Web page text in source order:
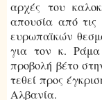
αρχές του
απουσία από τις
ευρωπαϊκών
για τον κ. Ράμα
προβολή βέτο
τεθεί προς
Αλβανία.